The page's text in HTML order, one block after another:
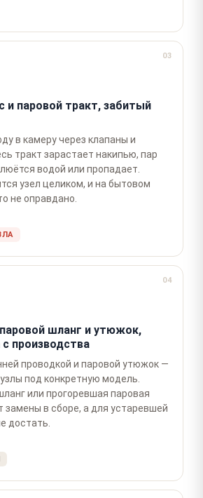
03
и паровой тракт, забитый
в камеру через клапаны и
тракт зарастает накипью, пар
водой или пропадает.
узел целиком, и на бытовом
не оправдано.
04
шланг и утюжок,
производства
проводкой и паровой утюжок —
под конкретную модель.
или прогоревшая паровая
замены в сборе, а для устаревшей
достать.